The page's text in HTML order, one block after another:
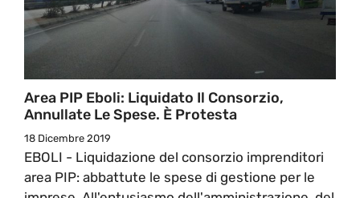
Area PIP Eboli: Liquidato Il Consorzio,
Annullate Le Spese. È Protesta
18 Dicembre 2019
EBOLI - Liquidazione del consorzio imprenditori
area PIP: abbattute le spese di gestione per le